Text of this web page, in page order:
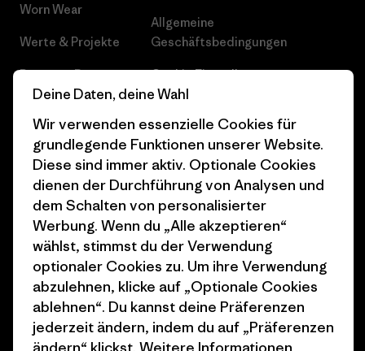
Worn Wear
Werte & Projekte
Progress Report
Business Unusual
Klimaziele
1% For The Planet
Wie wir finanzieren
Geschenkgutscheine
Stores in deiner Nähe
Allgemeine
Geschäftsbedingungen
Cookie Einstellungen
Pressekontakt
Industry program
Affiliate-Programm
Patagonia Schweiz
Seitenverzeichnis
Deine Daten, deine Wahl
Wir verwenden essenzielle Cookies für
grundlegende Funktionen unserer Website.
Diese sind immer aktiv. Optionale Cookies
dienen der Durchführung von Analysen und
dem Schalten von personalisierter
Werbung. Wenn du „Alle akzeptieren“
wählst, stimmst du der Verwendung
optionaler Cookies zu. Um ihre Verwendung
abzulehnen, klicke auf „Optionale Cookies
ablehnen“. Du kannst deine Präferenzen
jederzeit ändern, indem du auf „Präferenzen